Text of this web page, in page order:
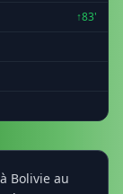
↑83'
Bolivie au